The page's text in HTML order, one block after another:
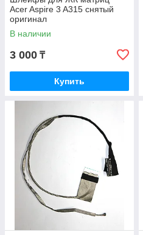
Acer Aspire 3 A315 снятый
оригинал
В наличии
3 000 ₸
Купить